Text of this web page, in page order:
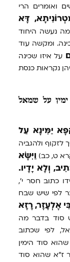
ואומרים הרי
דָּא
נעשה היחוד
ומקשה עוד
על איזו שכינה
נקראות כנסת
ימין על שמאל
יַמִּינָא עַל
לזקוף ולהגביה
ט, כב) וַיִּשָּׂא
וְלָא יָדָיו.
ידו כתוב חסר י',
לפי שיש שבח
אֶלְעָזָר, רָזָא
סוד בדבר מה
לפי שכתוב
סוד הימין
ז"א שהוא סוד